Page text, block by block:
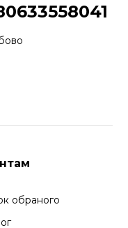
обраного